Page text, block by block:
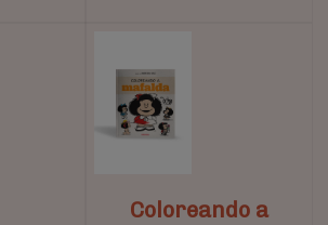
Coloreando a